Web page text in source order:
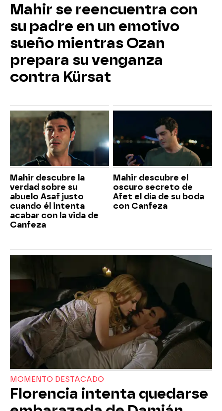
Mahir se reencuentra con
su padre en un emotivo
sueño mientras Ozan
prepara su venganza
contra Kürsat
Mahir descubre la
verdad sobre su
abuelo Asaf justo
cuando él intenta
acabar con la vida de
Canfeza
Mahir descubre el
oscuro secreto de
Afet el día de su boda
con Canfeza
MOMENTO DESTACADO
Florencia intenta quedarse